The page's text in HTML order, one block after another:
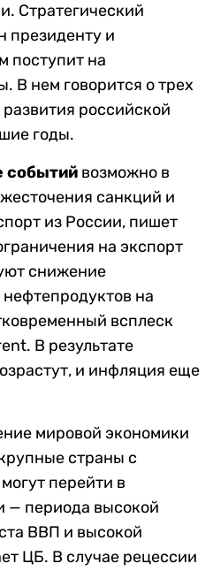
Стратегический
президенту и
поступит на
В нем говорится о трех
российской
годы.
событий возможно в
санкций и
из России, пишет
на экспорт
снижение
на
всплеск
В результате
и инфляция еще
мировой экономики
страны с
перейти в
— периода высокой
ВВП и высокой
ЦБ. В случае рецессии